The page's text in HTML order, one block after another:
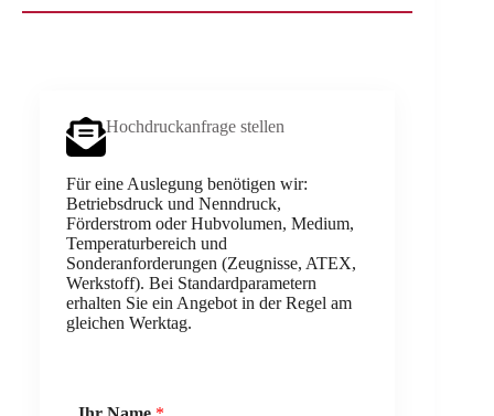
Hochdruckanfrage stellen
Für eine Auslegung benötigen wir:
Betriebsdruck und Nenndruck,
Förderstrom oder Hubvolumen, Medium,
Temperaturbereich und
Sonderanforderungen (Zeugnisse, ATEX,
Werkstoff). Bei Standardparametern
erhalten Sie ein Angebot in der Regel am
gleichen Werktag.